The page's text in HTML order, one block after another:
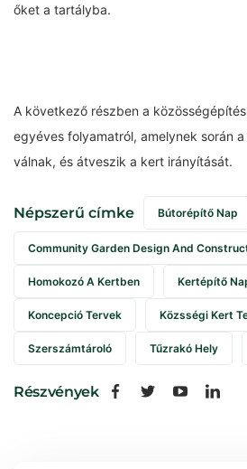
őket a tartályba.
A következő részben a
egyéves folyamatról, amelynek során
válnak, és átveszik a kert irányítását.
Népszerű címke Bútorépítő Nap
Community Garden Design And
Homokozó A Kertben Kertépítő
Koncepció Tervek Közsségi Kert
Szerszámtároló Tűzrakó Hely
Részvények